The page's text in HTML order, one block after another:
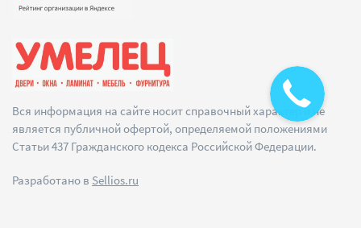
Вся информация на сайте носит справочный характер и не
является публичной офертой, определяемой положениями
Статьи 437 Гражданского кодекса Российской Федерации.
Разработано в Sellios.ru